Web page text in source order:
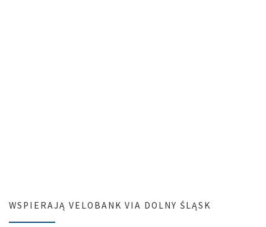
WSPIERAJĄ VELOBANK VIA DOLNY ŚLĄSK